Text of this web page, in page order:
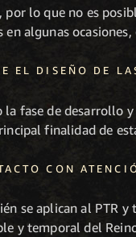
por lo que no es
algunas
EL DISEÑO DE
la fase de desarrollo
finalidad de
CON
se aplican al PTR
y temporal del